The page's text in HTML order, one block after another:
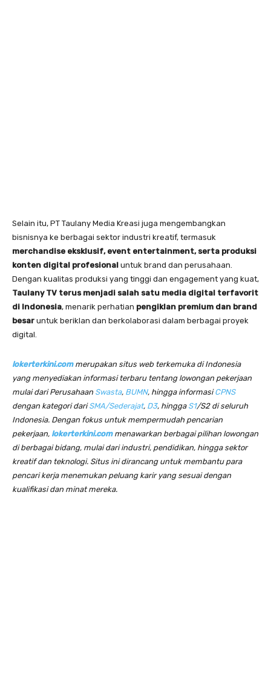
Selain itu, PT Taulany Media Kreasi juga mengembangkan
bisnisnya ke berbagai sektor industri kreatif, termasuk
merchandise eksklusif, event entertainment, serta produksi
konten digital profesional untuk brand dan perusahaan.
Dengan kualitas produksi yang tinggi dan engagement yang kuat,
Taulany TV terus menjadi salah satu media digital terfavorit
di Indonesia, menarik perhatian pengiklan premium dan brand
besar untuk beriklan dan berkolaborasi dalam berbagai proyek
digital.
lokerterkini.com merupakan situs web terkemuka di Indonesia
yang menyediakan informasi terbaru tentang lowongan pekerjaan
mulai dari Perusahaan Swasta, BUMN, hingga informasiCPNS
dengan kategori dariSMA/Sederajat, D3, hingga S1/S2 di seluruh
Indonesia. Dengan fokus untuk mempermudah pencarian
pekerjaan, lokerterkini.commenawarkan berbagai pilihan lowongan
di berbagai bidang, mulai dari industri, pendidikan, hingga sektor
kreatif dan teknologi. Situs ini dirancang untuk membantu para
pencari kerja menemukan peluang karir yang sesuai dengan
kualifikasi dan minat mereka.